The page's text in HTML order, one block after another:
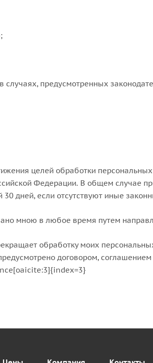
случаях, предусмотренных
целей обработки
Федерации. В общем случае
дней, если отсутствуют иные
мною в любое время путем
обработку моих
договором,